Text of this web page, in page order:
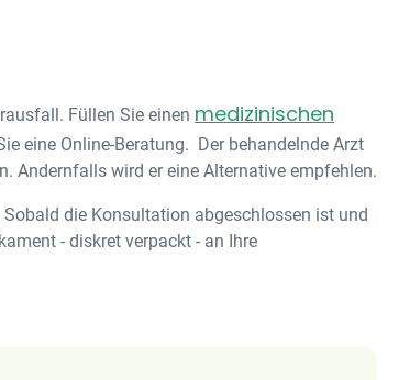
Füllen Sie einen medizinischen
eine Online-Beratung. Der behandelnde Arzt
Andernfalls wird er eine Alternative empfehlen.
die Konsultation abgeschlossen ist und
- diskret verpackt - an Ihre